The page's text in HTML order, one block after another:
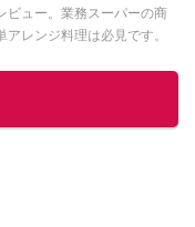
ビュー。業務スーパーの商
レンジ料理は必見です。
ストの他の記事を読む